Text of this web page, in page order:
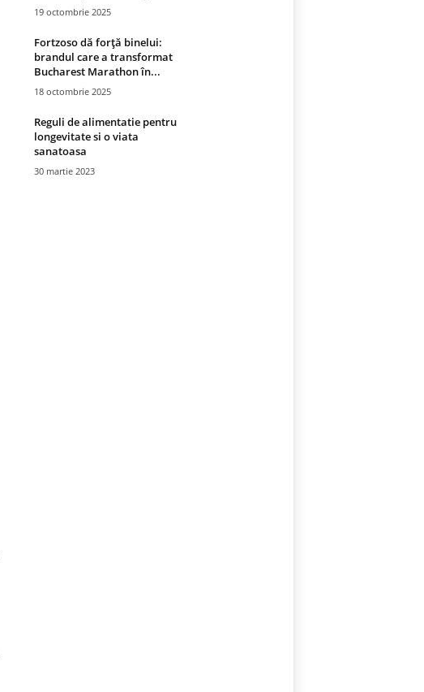
19 octombrie 2025
Fortzoso dă forță binelui:
brandul care a transformat
Bucharest Marathon în...
18 octombrie 2025
Reguli de alimentatie pentru
longevitate si o viata
sanatoasa
30 martie 2023